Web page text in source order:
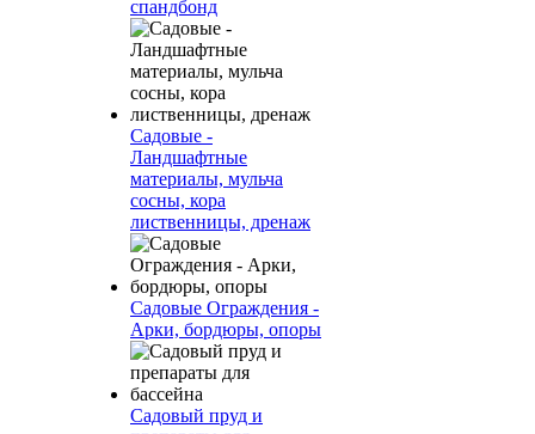
спандбонд
Садовые -
Ландшафтные
материалы, мульча
сосны, кора
лиственницы, дренаж
Садовые Ограждения -
Арки, бордюры, опоры
Садовый пруд и